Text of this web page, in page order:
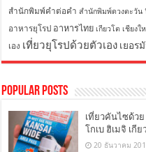
สำนักพิมพ์คำต่อคำ สำนักพิมพ์ดวงตะวัน
อาหารยุโรป อาหารไทย เกียวโต เชียงใ
เอง เที่ยวยุโรปด้วยตัวเอง เยอร
Popular Posts
เที่ยวคันไซด้วย
โกเบ ฮิเมจิ เกีย
20 ธันวาคม